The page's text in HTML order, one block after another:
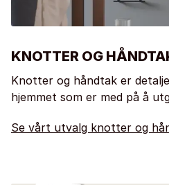
KNOTTER OG
Knotter og håndtak er
hjemmet som er med på å
Se vårt utvalg knotter og